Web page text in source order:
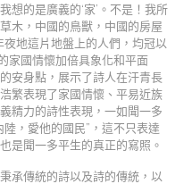
想的是廣義的‘家’。不是！我所
木，中國的鳥獸，中國的房屋
地這片地盤上的人們，均冠以
家國情懷加倍具象化和平面
安身點，展示了詩人在汗青長
繁表現了家國情懷、平易近族
精力的詩性表現，一如聞一多
，愛他的國民”，這不只表達
是聞一多平生的真正的寫照。
承傳統的詩以及詩的傳統，以